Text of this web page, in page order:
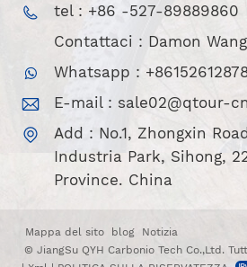
tel : +86 -527-89889860
Contattaci : Damon Wang
Whatsapp :
E-mail : sale02@qtour-
Add : No.1, Zhongxin
Industria Park, Sihong,
Province. China
Mappa del sito blog
Notizia
© JiangSu QYH Carbonio Tech Co.,Ltd.